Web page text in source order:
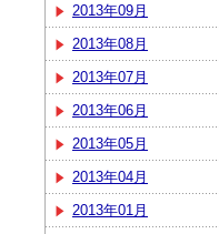
2013年09月
2013年08月
2013年07月
2013年06月
2013年05月
2013年04月
2013年01月